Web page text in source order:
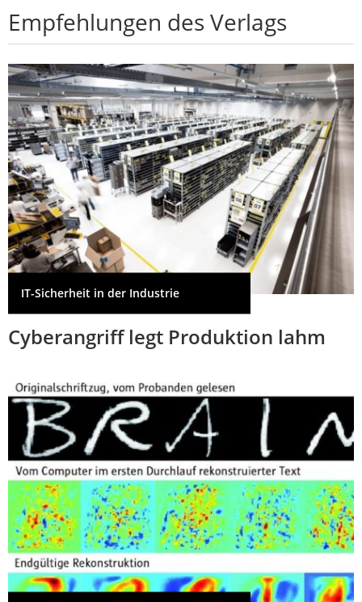
Empfehlungen des Verlags
IT-Sicherheit in der Industrie
Cyberangriff legt Produktion lahm